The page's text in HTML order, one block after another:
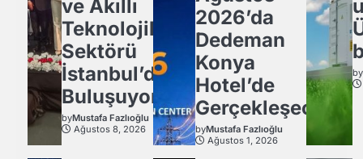
ve Akıllı
Teknolojiler
Sektörü
İstanbul’da
Buluşuyor!
byMustafa Fazlıoğlu
Ağustos 8, 2026
2026’da
Dedeman
Konya
Hotel’de
Gerçekleşecek
byMustafa Fazlıoğlu
Ağustos 1, 2026
by